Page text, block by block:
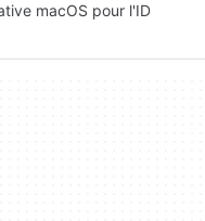
macOS pour l'ID